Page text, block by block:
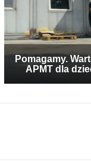
Pomagamy.
APMT dla